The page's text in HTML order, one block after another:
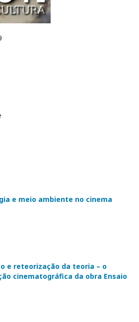
e meio ambiente no cinema
e reteorização da teoria – o
cinematográfica da obra Ensaio